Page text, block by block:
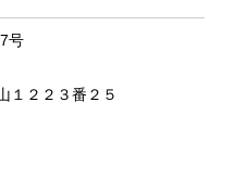
号
１２２３番２５